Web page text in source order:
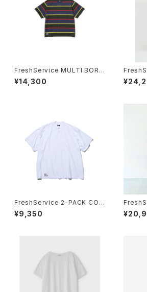
FreshService MULTI BORD
ER S/S TEE
¥14,300
FreshService 2-PACK COR
PORATE S/S TEE
¥9,350
TWO